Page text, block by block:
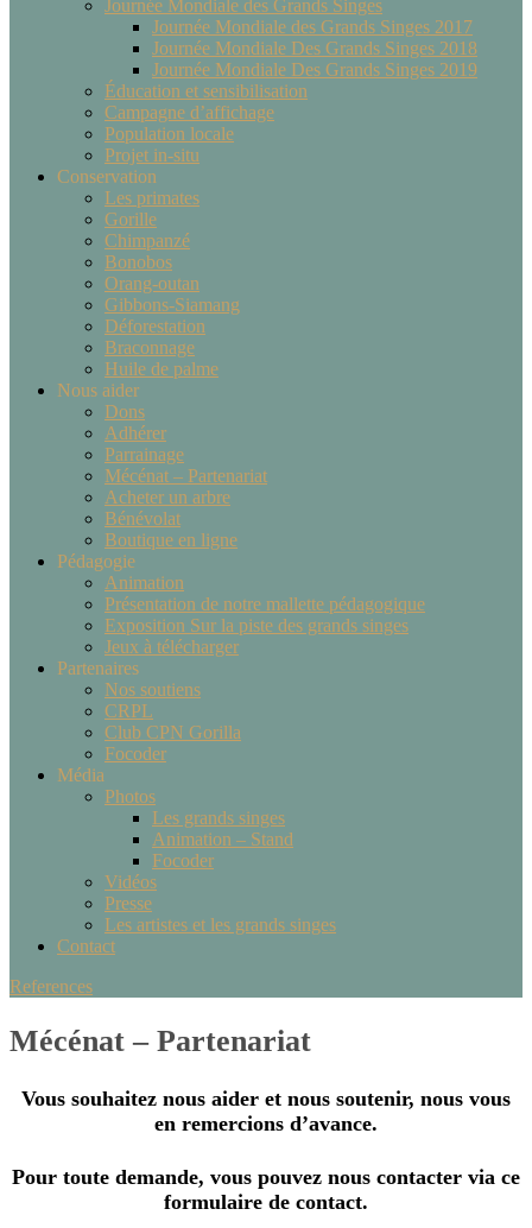
Journée Mondiale des Grands Singes
Journée Mondiale des Grands Singes 2017
Journée Mondiale Des Grands Singes 2018
Journée Mondiale Des Grands Singes 2019
Éducation et sensibilisation
Campagne d’affichage
Population locale
Projet in-situ
Conservation
Les primates
Gorille
Chimpanzé
Bonobos
Orang-outan
Gibbons-Siamang
Déforestation
Braconnage
Huile de palme
Nous aider
Dons
Adhérer
Parrainage
Mécénat – Partenariat
Acheter un arbre
Bénévolat
Boutique en ligne
Pédagogie
Animation
Présentation de notre mallette pédagogique
Exposition Sur la piste des grands singes
Jeux à télécharger
Partenaires
Nos soutiens
CRPL
Club CPN Gorilla
Focoder
Média
Photos
Les grands singes
Animation – Stand
Focoder
Vidéos
Presse
Les artistes et les grands singes
Contact
References
Mécénat – Partenariat
Vous souhaitez nous aider et nous soutenir, nous vous
en remercions d’avance.
Pour toute demande, vous pouvez nous contacter via ce
formulaire de contact.